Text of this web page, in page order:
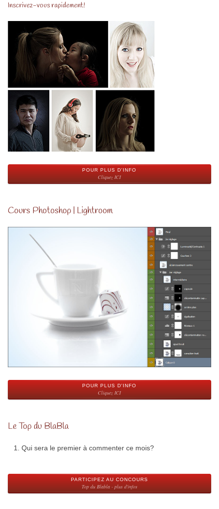
Inscrivez-vous rapidement!
POUR PLUS D'INFO
Cliquez ICI
Cours Photoshop | Lightroom
POUR PLUS D'INFO
Cliquez ICI
Le Top du BlaBla
Qui sera le premier à commenter ce mois?
PARTICIPEZ AU CONCOURS
Top du Blabla - plus d'infos